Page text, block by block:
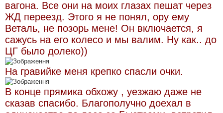
вагона. Все они на моих глазах пешат через
ЖД переезд. Этого я не понял, ору ему
Веталь, не позорь мене! Он включается, я
сажусь на его колесо и мы валим. Ну как.. до
ЦГ было долеко))
На гравийке меня крепко спасли очки.
В конце прямика обхожу , уезжаю даже не
сказав спасибо. Благополучно доехал в